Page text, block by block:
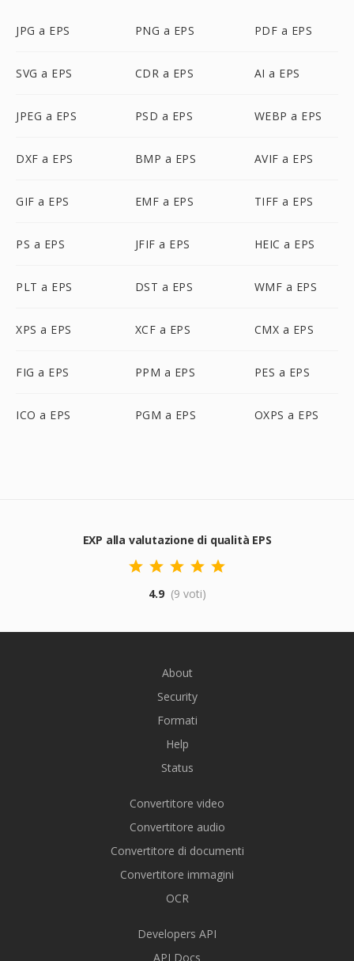
JPG a EPS PNG a EPS PDF a EPS
SVG a EPS CDR a EPS AI a EPS
JPEG a EPS PSD a EPS WEBP a EPS
DXF a EPS BMP a EPS AVIF a EPS
GIF a EPS EMF a EPS TIFF a EPS
PS a EPS JFIF a EPS HEIC a EPS
PLT a EPS DST a EPS WMF a EPS
XPS a EPS XCF a EPS CMX a EPS
FIG a EPS PPM a EPS PES a EPS
ICO a EPS PGM a EPS OXPS a EPS
EXP alla valutazione di qualità EPS
4.9 (9 voti)
About
Security
Formati
Help
Status
Convertitore video
Convertitore audio
Convertitore di documenti
Convertitore immagini
OCR
Developers API
API Docs